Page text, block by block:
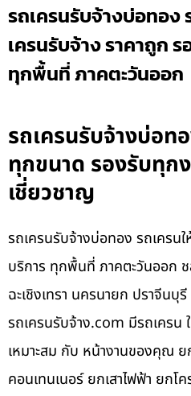
รถเครนรับจ้างบ่อทอง
เครนรับจ้าง ราคาถูก
ทุกพื้นที่ ภาคตะวันออก
รถเครนรับจ้างบ่อท
ทุกขนาด รองรับทุ
เชี่ยวชาญ
รถเครนรับจ้างบ่อทอง รถเครน
บริการ ทุกพื้นที่ ภาคตะวันออก
ฉะเชิงเทรา นครนายก ปราจีนบุ
รถเครนรับจ้าง.com มีรถเครน
เหมาะสม กับ หน้างานของคุณ
คอนเทนเนอร์ ยกเสาไฟฟ้า ยก